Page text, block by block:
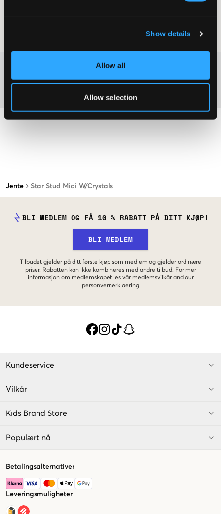
Show details
Allow all
Allow selection
Jente Star Stud Midi W/Crystals
BLI MEDLEM OG FÅ 10 % RABATT PÅ DITT KJØP!
BLI MEDLEM
Tilbudet gjelder på ditt første kjøp som medlem og gjelder ordinære
priser. Rabatten kan ikke kombineres med andre tilbud. For mer
informasjon om medlemskapet les vår medlemsvilkår and our
personvernerklaering
Kundeservice
Vilkår
Kids Brand Store
Populært nå
Betalingsalternativer
Leveringsmuligheter